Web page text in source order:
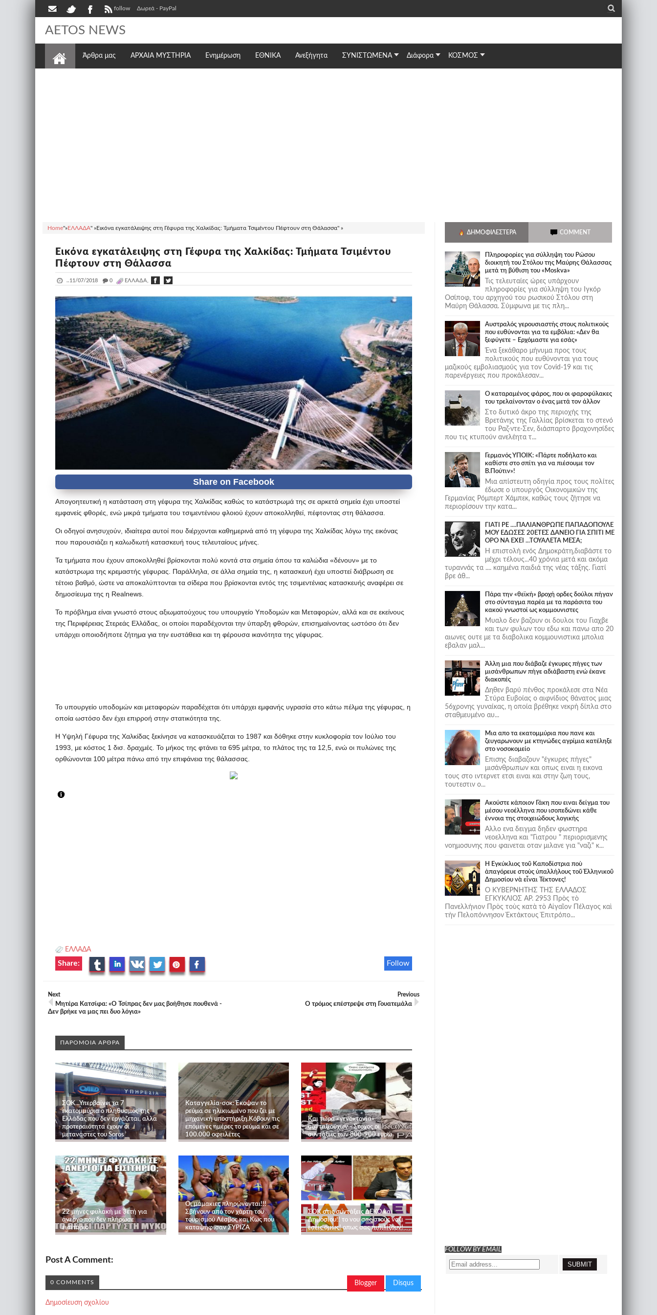
follow Δωρεά - PayPal _
AETOS NEWS
Άρθρα μας ΑΡΧΑΙΑ ΜΥΣΤΗΡΙΑ Ενημέρωση ΕΘΝΙΚΆ Ανεξήγητα ΣΥΝΙΣΤΩΜΕΝΑ Διάφορα ΚΟΣΜΟΣ
Home"»ΕΛΛΑΔΑ" »Εικόνα εγκατάλειψης στη Γέφυρα της Χαλκίδας: Τμήματα Τσιμέντου Πέφτουν στη Θάλασσα" »
Εικόνα εγκατάλειψης στη Γέφυρα της Χαλκίδας: Τμήματα Τσιμέντου
Πέφτουν στη Θάλασσα
..11/07/2018 _ 0 ΕΛΛΑΔΑ,
Απογοητευτική η κατάσταση στη γέφυρα της Χαλκίδας καθώς το κατάστρωμά της σε αρκετά σημεία έχει υποστεί
εμφανείς φθορές, ενώ μικρά τμήματα του τσιμεντένιου φλοιού έχουν αποκολληθεί, πέφτοντας στη θάλασσα.
Οι οδηγοί ανησυχούν, ιδιαίτερα αυτοί που διέρχονται καθημερινά από τη γέφυρα της Χαλκίδας λόγω της εικόνας
που παρουσιάζει η καλωδιωτή κατασκευή τους τελευταίους μήνες.
Τα τμήματα που έχουν αποκολληθεί βρίσκονται πολύ κοντά στα σημεία όπου τα καλώδια «δένουν» με το
κατάστρωμα της κρεμαστής γέφυρας. Παράλληλα, σε άλλα σημεία της, η κατασκευή έχει υποστεί διάβρωση σε
τέτοιο βαθμό, ώστε να αποκαλύπτονται τα σίδερα που βρίσκονται εντός της τσιμεντένιας κατασκευής αναφέρει σε
δημοσίευμα της η Realnews.
Το πρόβλημα είναι γνωστό στους αξιωματούχους του υπουργείο Υποδομών και Μεταφορών, αλλά και σε εκείνους
της Περιφέρειας Στερεάς Ελλάδας, οι οποίοι παραδέχονται την ύπαρξη φθορών, επισημαίνοντας ωστόσο ότι δεν
υπάρχει οποιοδήποτε ζήτημα για την ευστάθεια και τη φέρουσα ικανότητα της γέφυρας.
Το υπουργείο υποδομών και μεταφορών παραδέχεται ότι υπάρχει εμφανής υγρασία στο κάτω πέλμα της γέφυρας, η
οποία ωστόσο δεν έχει επιρροή στην στατικότητα της.
Η Υψηλή Γέφυρα της Χαλκίδας ξεκίνησε να κατασκευάζεται το 1987 και δόθηκε στην κυκλοφορία τον Ιούλιο του
1993, με κόστος 1 δισ. δραχμές. Το μήκος της φτάνει τα 695 μέτρα, το πλάτος της τα 12,5, ενώ οι πυλώνες της
ορθώνονται 100 μέτρα πάνω από την επιφάνεια της θάλασσας.
ΕΛΛΑΔΑ
Follow
Share:
Next
Μητέρα Κατσίφα: «Ο Τσίπρας δεν μας βοήθησε πουθενά -
Δεν βρήκε να μας πει δυο λόγια»
Previous
Ο τρόμος επέστρεψε στη Γουατεμάλα
ΠΑΡΟΜΟΙΑ ΑΡΘΡΑ
ΣΟΚ...Υπερβαίνει τα 7
εκατομμύρια ο πληθυσμός της
Ελλάδας που δεν εργάζεται, αλλα
προτεραιότητα έχουν οι
μετανάστες του Soros
Καταγγελία-σοκ: Έκοψαν το
ρεύμα σε ηλικιωμένο που ζει με
μηχανική υποστήριξη.Κόβουν τις
επόμενες ημέρες το ρεύμα και σε
100.000 οφειλέτες
Και τώρα «γενοκτονία»
συνταξιούχων - Στόχος οι
συντάξεις των 800-900 ευρώ
22 μήνες φυλακή με 3ετή για
άνεργο που δεν πλήρωσε
εισιτήριο
Οι μαμακιες πληρώνονται!!!
Σβήνουν από τον χάρτη του
τουρισμού Λέσβος και Κως που
καταψήφισαν ΣΥΡΙΖΑ
ΣΟΚ στις συντάξεις ΔΕΚΟ και
Δημοσίου!! το νου σας στους ναζι
εσείς όμως! οπως σας πιπιλίζουν!
Post A Comment:
Blogger Disqus
0 COMMENTS
Δημοσίευση σχολίου
ΔΗΜΟΦΙΛΈΣΤΕΡΑ COMMENT
Πληροφορίες για σύλληψη του Ρώσου
διοικητή του Στόλου της Mαύρης Θάλασσας
μετά τη βύθιση του «Moskva»
Τις τελευταίες ώρες υπάρχουν
πληροφορίες για σύλληψη του Ιγκόρ
Οσίποφ, του αρχηγού του ρωσικού Στόλου στη
Μαύρη Θάλασσα. Σύμφωνα με τις πλη...
Αυστραλός γερουσιαστής στους πολιτικούς
που ευθύνονται για τα εμβόλια: «Δεν θα
ξεφύγετε – Ερχόμαστε για εσάς»
Ένα ξεκάθαρο μήνυμα προς τους
πολιτικούς που ευθύνονται για τους
μαζικούς εμβολιασμούς για τον Covid-19 και τις
παρενέργειες που προκάλεσαν...
Ο καταραμένος φάρος, που οι φαροφύλακες
του τρελαίνονταν ο ένας μετά τον άλλον
Στο δυτικό άκρο της περιοχής της
Βρετάνης της Γαλλίας βρίσκεται το στενό
του Ραζ-ντε-Σεν, διάσπαρτο βραχονησίδες
που τις κτυπούν ανελέητα τ...
Γερμανός ΥΠΟΙΚ: «Πάρτε ποδήλατο και
καθίστε στο σπίτι για να πιέσουμε τον
Β.Πούτιν»!
Μια απίστευτη οδηγία προς τους πολίτες
έδωσε ο υπουργός Οικονομικών της
Γερμανίας Ρόμπερτ Χάμπεκ, καθώς τους ζήτησε να
περιορίσουν την κατα...
ΓΙΑΤΙ ΡΕ ....ΠΑΛΙΑΝΘΡΩΠΕ ΠΑΠΑΔΟΠΟΥΛΕ
ΜΟΥ ΕΔΩΣΕΣ 20ΕΤΕΣ ΔΑΝΕΙΟ ΓΙΑ ΣΠΙΤΙ ΜΕ
ΟΡΟ ΝΑ ΕΧΕΙ ...ΤΟΥΑΛΕΤΑ ΜΕΣΑ;
Η επιστολή ενός Δημοκράτη,διαβάστε το
μέχρι τέλους...40 χρόνια μετά και ακόμα
τυραννάς τα .... καημένα παιδιά της νέας τάξης. Γιατί
βρε άθ...
Πάρα την «θεϊκή» βροχή ορδες δούλοι πήγαν
στο σύνταγμα παρέα με τα παράσιτα του
κακού γνωστοί ως κομμουνιστες
Μυαλο δεν βαζουν οι δουλοι του Γιαχβε
και των φυλων του εδω και πανω απο 20
αιωνες ουτε με τα διαβολικα κομμουνιστικα μπολια
εβαλαν μαλ...
Άλλη μια που διάβαζε έγκυρες πήγες των
μισάνθρωπων πήγε αδιάβαστη ενώ έκανε
διακοπές
Δηθεν βαρύ πένθος προκάλεσε στα Νέα
Στύρα Ευβοίας ο αιφνίδιος θάνατος μιας
56χρονης γυναίκας, η οποία βρέθηκε νεκρή δίπλα στο
σταθμευμένο αυ...
Μια απο τα εκατομμύρια που πανε και
ζευγαρωνουν με κτηνώδες αγρίμια κατέληξε
στο νοσοκομείο
Επισης διαβαζουν "έγκυρες πήγες"
μισάνθρωπων και οπως ειναι η εικονα
τους στο ιντερνετ ετσι ειναι και στην ζωη τους,
τουτεστιν ο...
Ακούστε κάποιον Γάκη που ειναι δείγμα του
μέσου νεοέλληνα που ισοπεδώνει κάθε
έννοια της στοιχειώδους λογικής
Αλλο ενα δειγμα δηδεν φωστηρα
νεοελληνα και "Γιατρου " περιορισμενης
νοημοσυνης που φαινεται οταν μιλανε για "ναζι" κ...
Ἡ Ἐγκύκλιος τοῦ Καποδίστρια ποὺ
ἀπαγόρευε στοὺς ὑπαλλήλους τοῦ Ἑλληνικοῦ
Δημοσίου νὰ εἶναι Τέκτονες!
Ο ΚΥΒΕΡΝΗΤΗΣ ΤΗΣ ΕΛΛΑΔΟΣ
ΕΓΚΥΚΛΙΟΣ ΑΡ. 2953 Πρὸς τὸ
Πανελλήνιον Πρὸς τοὺς κατὰ τὸ Αἰγαῖον Πέλαγος καὶ
τὴν Πελοπόννησον Ἐκτάκτους Ἐπιτρόπο...
FOLLOW BY EMAIL